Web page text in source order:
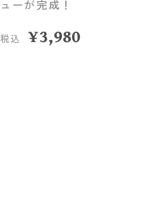
ューが完成！
税込 ¥3,980